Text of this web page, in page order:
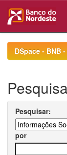
navigationDSpace - BNB
Pesquisar:
por